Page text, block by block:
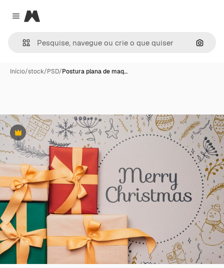
Close menu
Magnific
Início/stock/PSD/Postura plana de maq…
Premium